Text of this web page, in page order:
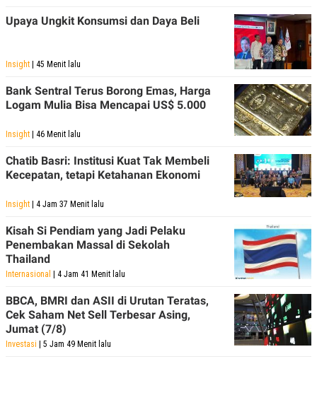
Upaya Ungkit Konsumsi dan Daya Beli
Insight | 45 Menit lalu
Bank Sentral Terus Borong Emas, Harga
Logam Mulia Bisa Mencapai US$ 5.000
Insight | 46 Menit lalu
Chatib Basri: Institusi Kuat Tak Membeli
Kecepatan, tetapi Ketahanan Ekonomi
Insight | 4 Jam 37 Menit lalu
Kisah Si Pendiam yang Jadi Pelaku
Penembakan Massal di Sekolah
Thailand
Internasional | 4 Jam 41 Menit lalu
BBCA, BMRI dan ASII di Urutan Teratas,
Cek Saham Net Sell Terbesar Asing,
Jumat (7/8)
Investasi | 5 Jam 49 Menit lalu